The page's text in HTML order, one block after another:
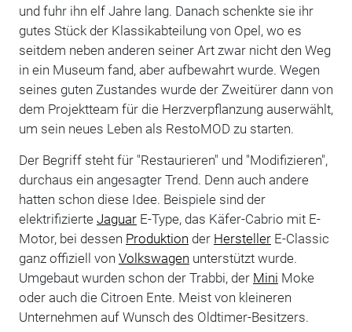
und fuhr ihn elf Jahre lang. Danach schenkte sie ihr
gutes Stück der Klassikabteilung von Opel, wo es
seitdem neben anderen seiner Art zwar nicht den Weg
in ein Museum fand, aber aufbewahrt wurde. Wegen
seines guten Zustandes wurde der Zweitürer dann von
dem Projektteam für die Herzverpflanzung auserwählt,
um sein neues Leben als RestoMOD zu starten.
Der Begriff steht für "Restaurieren" und "Modifizieren",
durchaus ein angesagter Trend. Denn auch andere
hatten schon diese Idee. Beispiele sind der
elektrifizierte JaguarE-Type, das Käfer-Cabrio mit E-
Motor, bei dessen Produktion der HerstellerE-Classic
ganz offiziell von Volkswagen unterstützt wurde.
Umgebaut wurden schon der Trabbi, der Mini Moke
oder auch die Citroen Ente. Meist von kleineren
Unternehmen auf Wunsch des Oldtimer-Besitzers.